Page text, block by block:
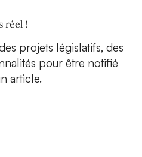
réel !
projets législatifs, des
pour être notifié
article.